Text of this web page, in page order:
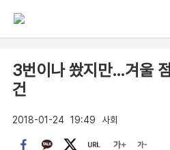
3번이나 쐈지만…겨울
건
2018-01-24 19:49 사회